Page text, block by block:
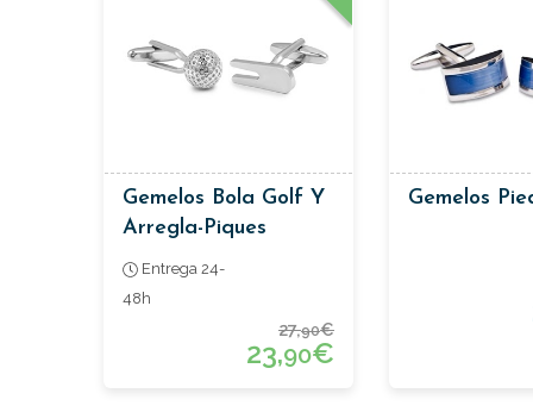
Gemelos Bola Golf Y
Arregla-Piques
Entrega 24-
48h
27,90€
23,90€
Gemelos